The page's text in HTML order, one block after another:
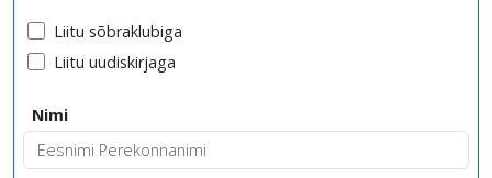
Liitu sõbraklubiga
Liitu uudiskirjaga
Nimi